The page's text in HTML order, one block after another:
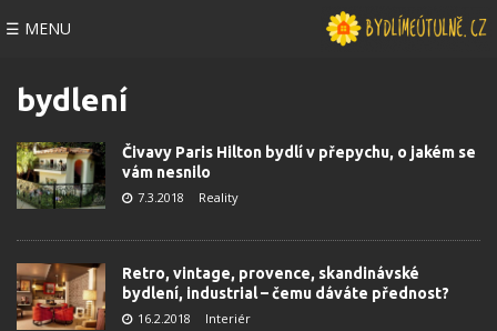
☰ MENU
bydlení
Čivavy Paris Hilton bydlí v přepychu, o jakém se
vám nesnilo
7.3.2018 Reality
Retro, vintage, provence, skandinávské
bydlení, industrial – čemu dáváte přednost?
16.2.2018 Interiér